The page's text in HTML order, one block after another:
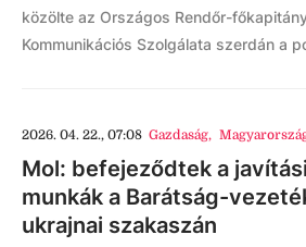
közölte az Országos Rendőr-
Kommunikációs Szolgálata szerdán a
2026. 04. 22., 07:08 Gazdaság,
Mol: befejeződtek a javítási
munkák a Barátság-
ukrajnai szakaszán